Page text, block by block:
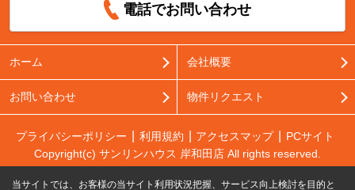
電話でお問い合わせ
ホーム 会社概要
お問い合わせ 物件リクエスト
プライバシーポリシー 利用規約 アクセスマップ
PCサイト
Copyright(c) サンリンハウス 岸和田店 All rights reserved.
当サイトでは、お客様の当サイト利用状況把握、サービス向上検討を目的と